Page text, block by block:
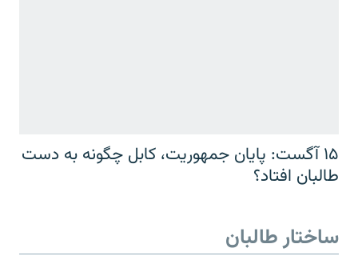
۱۵ آگست: پایان جمهوریت، کابل چگونه به دست
طالبان افتاد؟
ساختار طالبان